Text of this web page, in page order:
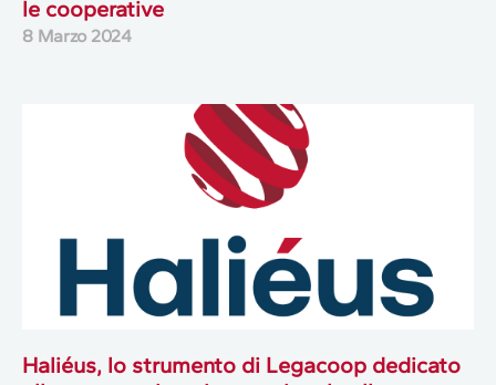
le cooperative
8 Marzo 2024
Haliéus, lo strumento di Legacoop dedicato